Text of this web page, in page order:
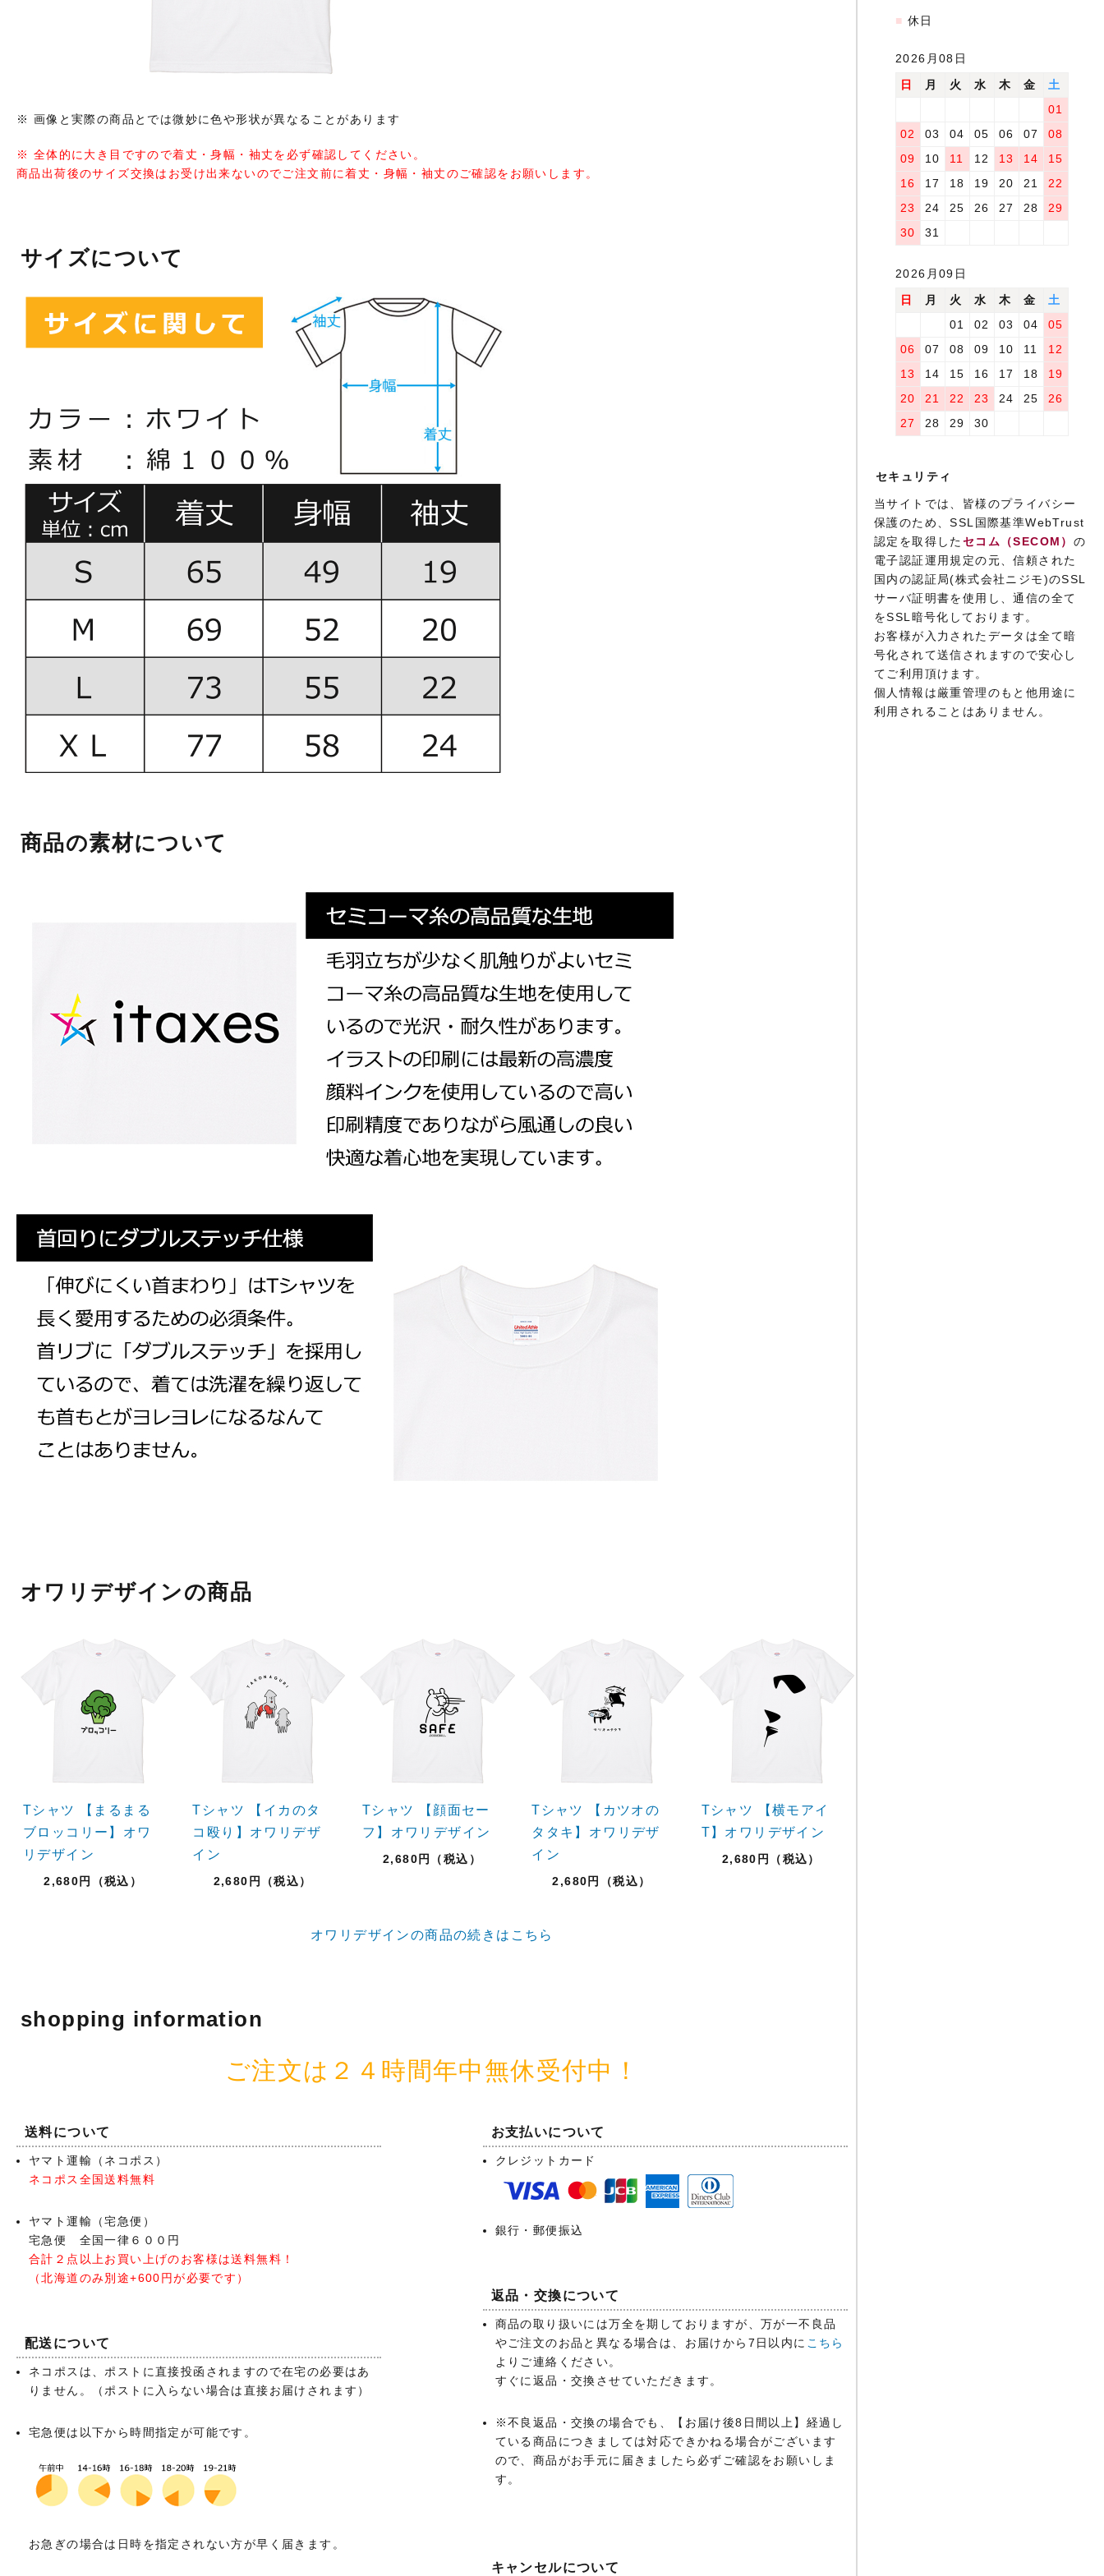
■ 休日
2026月08日
日
月 火 水 木 金
土
01
02
03 04 05 06 07
08
09
10 11 12 13 14
15
16
17 18 19 20 21
22
23
24 25 26 27 28
29
30
31
2026月09日
日
月 火 水 木 金
土
01
02 03 04
05
06
07 08 09 10 11
12
13
14 15 16 17 18
19
20
21 22 23 24 25
26
27
28 29 30
セキュリティ
当サイトでは、皆様のプライバシー
保護のため、SSL国際基準WebTrust
認定を取得したセコム（SECOM） の
電子認証運用規定の元、信頼された
国内の認証局(株式会社ニジモ)のSSL
サーバ証明書を使用し、通信の全て
をSSL暗号化しております。
お客様が入力されたデータは全て暗
号化されて送信されますので安心し
てご利用頂けます。
個人情報は厳重管理のもと他用途に
利用されることはありません。
※ 画像と実際の商品とでは微妙に色や形状が異なることがあります
※ 全体的に大き目ですので着丈・身幅・袖丈を必ず確認してください。
商品出荷後のサイズ交換はお受け出来ないのでご注文前に着丈・身幅・袖丈のご確認をお願いします。
サイズについて
商品の素材について
オワリデザインの商品
Tシャツ 【まるまる
ブロッコリー】オワ
リデザイン
2,680円（税込）
Tシャツ 【イカのタ
コ殴り】オワリデザ
イン
2,680円（税込）
Tシャツ 【顔面セー
フ】オワリデザイン
2,680円（税込）
Tシャツ 【カツオの
タタキ】オワリデザ
イン
2,680円（税込）
Tシャツ 【横モアイ
T】オワリデザイン
2,680円（税込）
オワリデザインの商品の続きはこちら
shopping information
ご注文は２４時間年中無休受付中！
送料について
ヤマト運輸（ネコポス）
ネコポス全国送料無料
ヤマト運輸（宅急便）
宅急便 全国一律６００円
合計２点以上お買い上げのお客様は送料無料！
（北海道のみ別途+600円が必要です）
配送について
ネコポスは、ポストに直接投函されますので在宅の必要はあ
りません。（ポストに入らない場合は直接お届けされます）
宅急便は以下から時間指定が可能です。
お急ぎの場合は日時を指定されない方が早く届きます。
お支払いについて
クレジットカード
銀行・郵便振込
返品・交換について
商品の取り扱いには万全を期しておりますが、万が一不良品
やご注文のお品と異なる場合は、お届けから7日以内に こちら
よりご連絡ください。
すぐに返品・交換させていただきます。
※不良返品・交換の場合でも、【お届け後8日間以上】経過し
ている商品につきましては対応できかねる場合がございます
ので、商品がお手元に届きましたら必ずご確認をお願いしま
す。
キャンセルについて